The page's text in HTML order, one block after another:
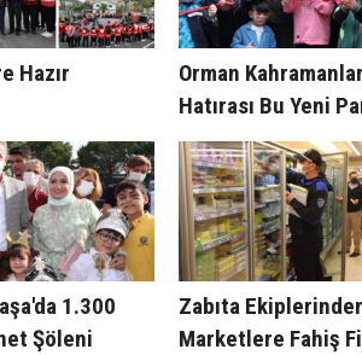
Hazır
Orman
Hatırası Bu Yeni
Yaşayacak
1.300
Şöleni
Zabıta
Marketlere Fahiş